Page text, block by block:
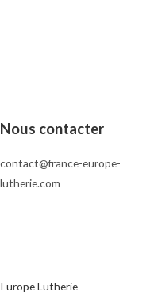
Nous contacter
contact@france-europe-
lutherie.com
Lutherie